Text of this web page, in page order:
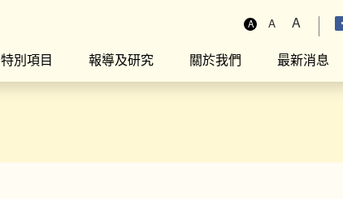
A A A
特別項目 報導及研究 關於我們 最新消息